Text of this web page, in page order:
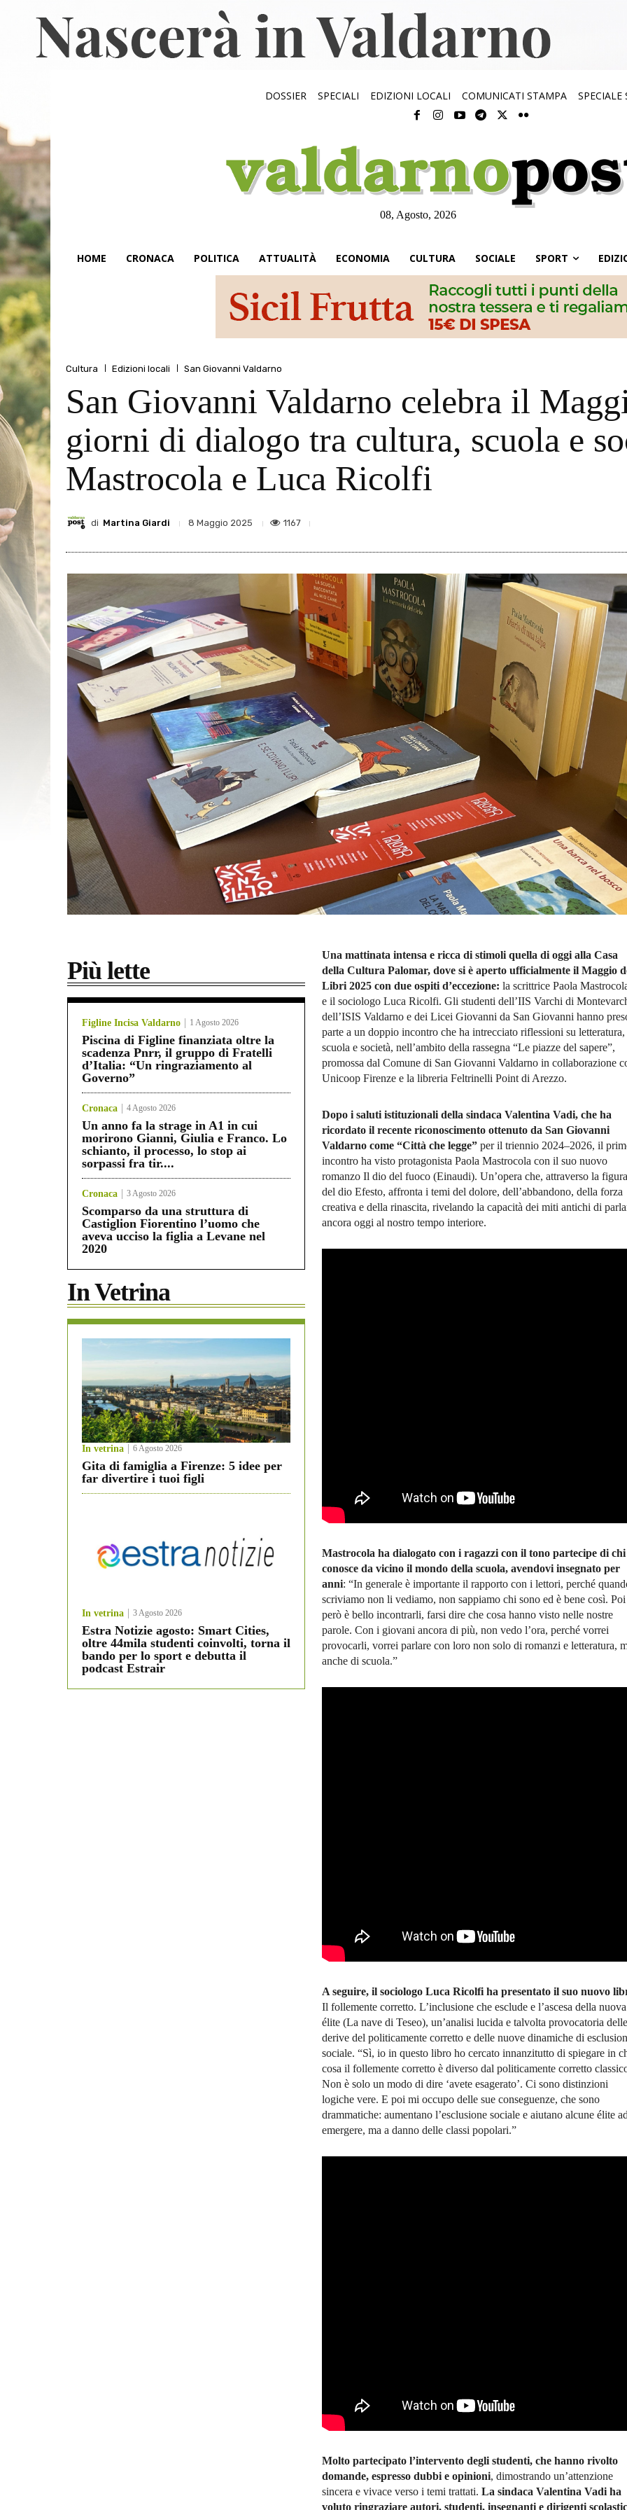
DOSSIER SPECIALI EDIZIONI LOCALI COMUNICATI STAMPA SPECIALE
08, Agosto, 2026
HOME CRONACA POLITICA ATTUALITÀ ECONOMIA CULTURA SOCIALE SPORT
Cultura Edizioni locali San Giovanni Valdarno
San Giovanni Valdarno celebra il
giorni di dialogo tra cultura, scuola e
Mastrocola e Luca Ricolfi
di Martina Giardi 8 Maggio 2025 1167
Più lette
Figline Incisa Valdarno 1 Agosto 2026
Piscina di Figline finanziata oltre la
scadenza Pnrr, il gruppo di Fratelli
d’Italia: “Un ringraziamento al
Governo”
Cronaca 4 Agosto 2026
Un anno fa la strage in A1 in cui
morirono Gianni, Giulia e Franco. Lo
schianto, il processo, lo stop ai
sorpassi fra tir....
Cronaca 3 Agosto 2026
Scomparso da una struttura di
Castiglion Fiorentino l’uomo che
aveva ucciso la figlia a Levane nel
2020
In Vetrina
In vetrina 6 Agosto 2026
Gita di famiglia a Firenze: 5 idee per
far divertire i tuoi figli
In vetrina 3 Agosto 2026
Estra Notizie agosto: Smart Cities,
oltre 44mila studenti coinvolti, torna il
bando per lo sport e debutta il
podcast Estrair
Una mattinata intensa e ricca di stimoli quella di oggi alla Casa
della Cultura Palomar, dove si è aperto ufficialmente il Maggio
Libri 2025 con due ospiti d’eccezione: la scrittrice Paola
e il sociologo Luca Ricolfi. Gli studenti dell’IIS Varchi di
dell’ISIS Valdarno e dei Licei Giovanni da San Giovanni hanno
parte a un doppio incontro che ha intrecciato riflessioni su letteratura,
scuola e società, nell’ambito della rassegna “Le piazze del sapere”,
promossa dal Comune di San Giovanni Valdarno in collaborazione
Unicoop Firenze e la libreria Feltrinelli Point di Arezzo.
Dopo i saluti istituzionali della sindaca Valentina Vadi, che ha
ricordato il recente riconoscimento ottenuto da San Giovanni
Valdarno come “Città che legge” per il triennio 2024–2026, il
incontro ha visto protagonista Paola Mastrocola con il suo nuovo
romanzo Il dio del fuoco (Einaudi). Un’opera che, attraverso la figura
del dio Efesto, affronta i temi del dolore, dell’abbandono, della forza
creativa e della rinascita, rivelando la capacità dei miti antichi di
ancora oggi al nostro tempo interiore.
Mastrocola ha dialogato con i ragazzi con il tono partecipe di chi
conosce da vicino il mondo della scuola, avendovi insegnato per
anni: “In generale è importante il rapporto con i lettori, perché
scriviamo non li vediamo, non sappiamo chi sono ed è bene così. Poi
però è bello incontrarli, farsi dire che cosa hanno visto nelle nostre
parole. Con i giovani ancora di più, non vedo l’ora, perché vorrei
provocarli, vorrei parlare con loro non solo di romanzi e letteratura,
anche di scuola.”
A seguire, il sociologo Luca Ricolfi ha presentato il suo nuovo
Il follemente corretto. L’inclusione che esclude e l’ascesa della nuova
élite (La nave di Teseo), un’analisi lucida e talvolta provocatoria delle
derive del politicamente corretto e delle nuove dinamiche di
sociale. “Sì, io in questo libro ho cercato innanzitutto di spiegare in
cosa il follemente corretto è diverso dal politicamente corretto
Non è solo un modo di dire ‘avete esagerato’. Ci sono distinzioni
logiche vere. E poi mi occupo delle sue conseguenze, che sono
drammatiche: aumentano l’esclusione sociale e aiutano alcune élite
emergere, ma a danno delle classi popolari.”
Molto partecipato l’intervento degli studenti, che hanno rivolto
domande, espresso dubbi e opinioni, dimostrando un’attenzione
sincera e vivace verso i temi trattati. La sindaca Valentina Vadi ha
voluto ringraziare autori, studenti, insegnanti e dirigenti